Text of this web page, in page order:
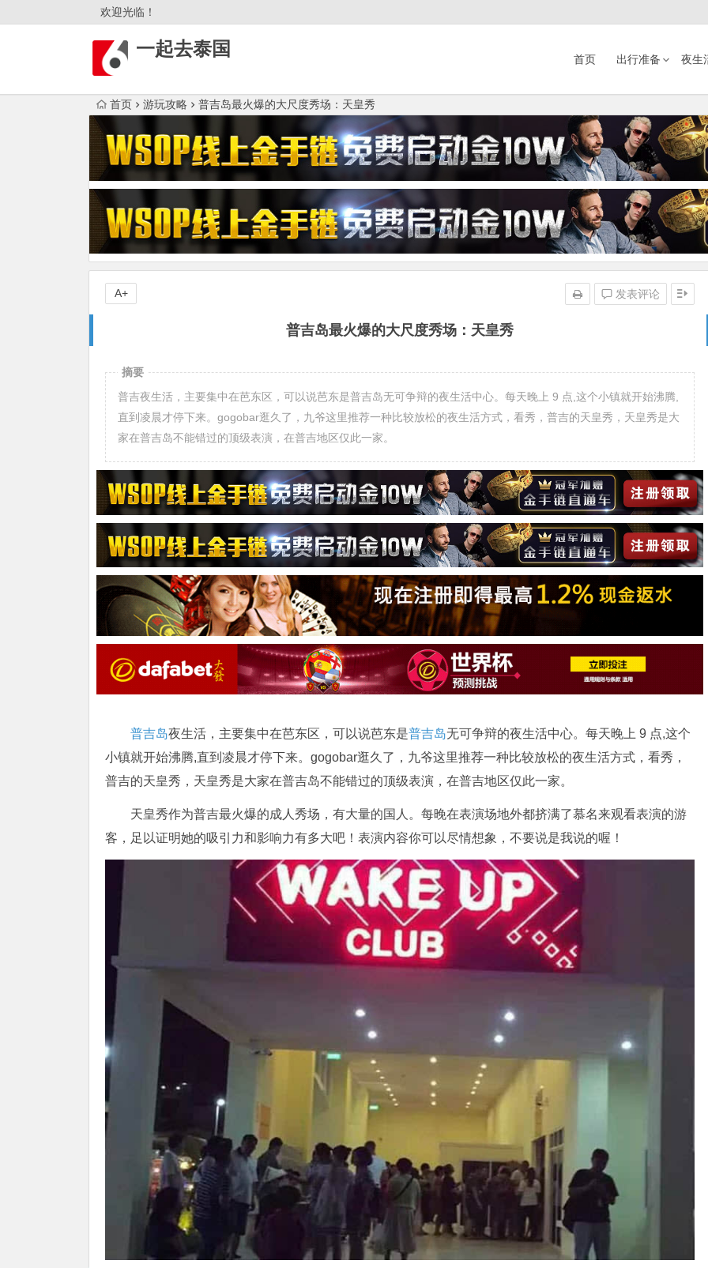
欢迎光临！
一起去泰国 首页 出行准备 夜生
首页 游玩攻略 普吉岛最火爆的大尺度秀场：天皇秀
普吉岛最火爆的大尺度秀场：天皇秀
发表评论
A+
摘要
普吉夜生活，主要集中在芭东区，可以说芭东是普吉岛无可争辩的夜生活中心。每天晚上 9 点,这个小镇就开始沸腾,
直到凌晨才停下来。gogobar逛久了，九爷这里推荐一种比较放松的夜生活方式，看秀，普吉的天皇秀，天皇秀是大
家在普吉岛不能错过的顶级表演，在普吉地区仅此一家。
普吉岛夜生活，主要集中在芭东区，可以说芭东是普吉岛无可争辩的夜生活中心。每天晚上 9 点,这个
小镇就开始沸腾,直到凌晨才停下来。gogobar逛久了，九爷这里推荐一种比较放松的夜生活方式，看秀，
普吉的天皇秀，天皇秀是大家在普吉岛不能错过的顶级表演，在普吉地区仅此一家。
天皇秀作为普吉最火爆的成人秀场，有大量的国人。每晚在表演场地外都挤满了慕名来观看表演的游
客，足以证明她的吸引力和影响力有多大吧！表演内容你可以尽情想象，不要说是我说的喔！